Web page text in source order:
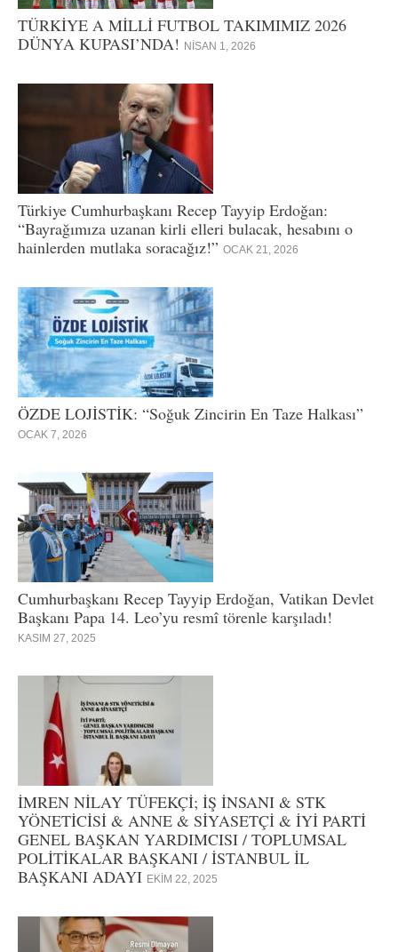
TÜRKİYE A MİLLİ FUTBOL TAKIMIMIZ 2026
DÜNYA KUPASI’NDA! NISAN 1, 2026
Türkiye Cumhurbaşkanı Recep Tayyip Erdoğan:
“Bayrağımıza uzanan kirli elleri bulacak, hesabını o
hainlerden mutlaka soracağız!” OCAK 21, 2026
ÖZDE LOJİSTİK: “Soğuk Zincirin En Taze Halkası”
OCAK 7, 2026
Cumhurbaşkanı Recep Tayyip Erdoğan, Vatikan Devlet
Başkanı Papa 14. Leo’yu resmî törenle karşıladı!
KASIM 27, 2025
İMREN NİLAY TÜFEKÇİ; İŞ İNSANI & STK
YÖNETİCİSİ & ANNE & SİYASETÇİ & İYİ PARTİ
GENEL BAŞKAN YARDIMCISI / TOPLUMSAL
POLİTİKALAR BAŞKANI / İSTANBUL İL
BAŞKANI ADAYI EKIM 22, 2025